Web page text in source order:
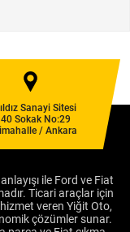
Sanayi Sitesi
Sokak No:29
/ Ankara
ile Ford ve Fiat
Ticari araçlar için
veren Yiğit Oto,
çözümler sunar.